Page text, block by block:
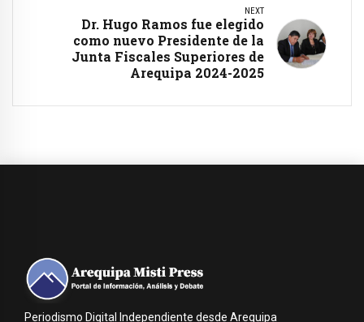
NEXT
Dr. Hugo Ramos fue elegido
como nuevo Presidente de la
Junta Fiscales Superiores de
Arequipa 2024-2025
Periodismo Digital Independiente desde Arequipa